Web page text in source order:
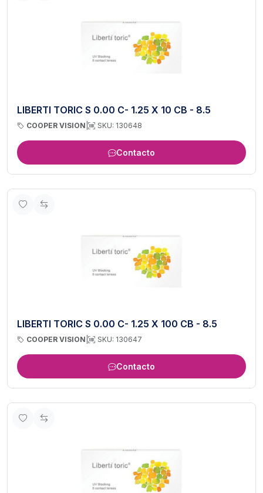
LIBERTI TORIC S 0.00 C- 1.25 X 10 CB - 8.5
COOPER VISION SKU: 130648
Contacto
LIBERTI TORIC S 0.00 C- 1.25 X 100 CB - 8.5
COOPER VISION SKU: 130647
Contacto